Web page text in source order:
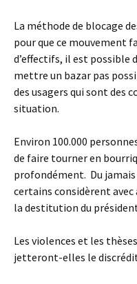
La méthode de blocage
pour que ce mouvement
d’effectifs, il est possible
mettre un bazar pas
des usagers qui sont des
situation.
Environ 100.000
de faire tourner en
profondément. Du jamais
certains considèrent
la destitution du
Les violences et les
jetteront-elles le